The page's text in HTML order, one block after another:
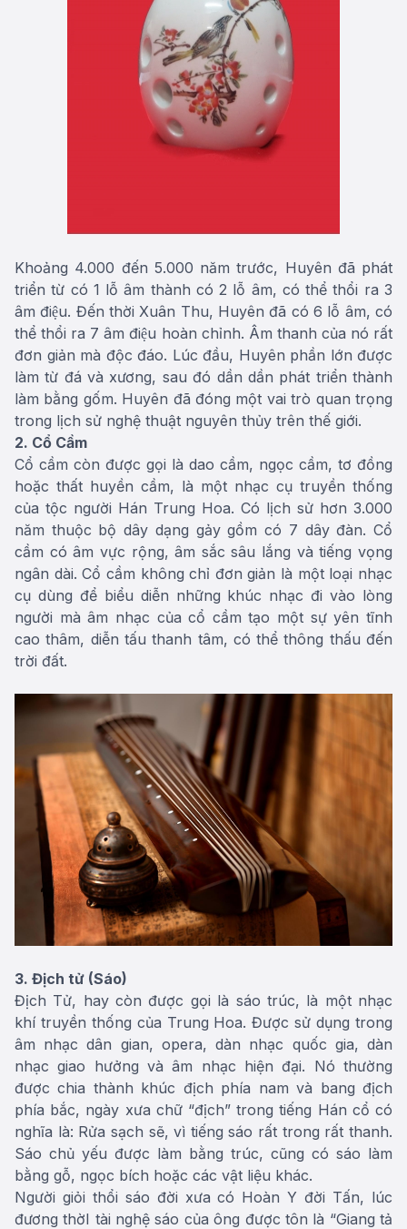
Khoảng 4.000 đến 5.000 năm trước, Huyên đã phát
triển từ có 1 lỗ âm thành có 2 lỗ âm, có thể thổi ra 3
âm điệu. Đến thời Xuân Thu, Huyên đã có 6 lỗ âm, có
thể thổi ra 7 âm điệu hoàn chỉnh. Âm thanh của nó rất
đơn giản mà độc đáo. Lúc đầu, Huyên phần lớn được
làm từ đá và xương, sau đó dần dần phát triển thành
làm bằng gốm. Huyên đã đóng một vai trò quan trọng
trong lịch sử nghệ thuật nguyên thủy trên thế giới.
2. Cổ Cầm
Cổ cầm còn được gọi là dao cầm, ngọc cầm, tơ đồng
hoặc thất huyền cầm, là một nhạc cụ truyền thống
của tộc người Hán Trung Hoa. Có lịch sử hơn 3.000
năm thuộc bộ dây dạng gảy gồm có 7 dây đàn. Cổ
cầm có âm vực rộng, âm sắc sâu lắng và tiếng vọng
ngân dài. Cổ cầm không chỉ đơn giản là một loại nhạc
cụ dùng để biểu diễn những khúc nhạc đi vào lòng
người mà âm nhạc của cổ cầm tạo một sự yên tĩnh
cao thâm, diễn tấu thanh tâm, có thể thông thấu đến
trời đất.
3. Địch tử (Sáo)
Địch Tử, hay còn được gọi là sáo trúc, là một nhạc
khí truyền thống của Trung Hoa. Được sử dụng trong
âm nhạc dân gian, opera, dàn nhạc quốc gia, dàn
nhạc giao hưởng và âm nhạc hiện đại. Nó thường
được chia thành khúc địch phía nam và bang địch
phía bắc, ngày xưa chữ “địch” trong tiếng Hán cổ có
nghĩa là: Rửa sạch sẽ, vì tiếng sáo rất trong rất thanh.
Sáo chủ yếu được làm bằng trúc, cũng có sáo làm
bằng gỗ, ngọc bích hoặc các vật liệu khác.
Người giỏi thổi sáo đời xưa có Hoàn Y đời Tấn, lúc
đương thờI tài nghệ sáo của ông được tôn là “Giang tả